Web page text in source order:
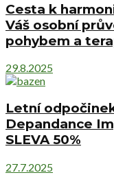
Cesta k
Váš osobní
pohybem a
29.8.2025
Letní
Depandance
SLEVA 50%
27.7.2025